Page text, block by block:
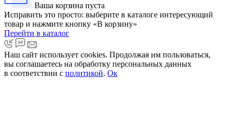
Ваша корзина пуста
Исправить это просто: выберите в каталоге интересующий
товар и нажмите кнопку «В корзину»
Перейти в каталог
Наш сайт использует cookies. Продолжая им пользоваться,
вы соглашаетесь на обработку персональных данных
в соответствии с политикой. Ок